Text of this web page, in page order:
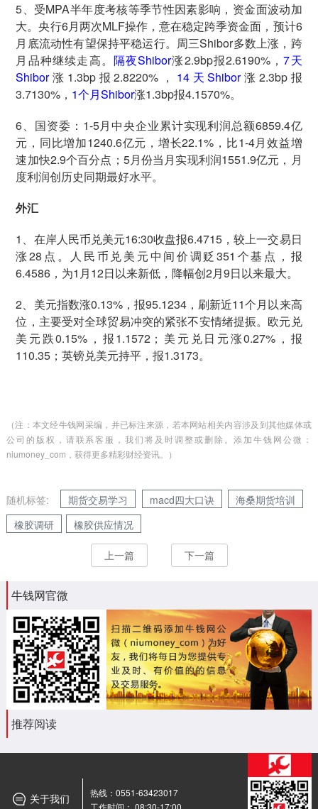
5、受MPA半年度考核等季节性因素影响，资金面波动加
大。央行6月两次MLF操作，意在稳定跨季资金面，预计6
月底流动性有望保持平稳运行。周三Shibor多数上涨，跨
月品种继续走高。 隔夜Shibor涨2.9bp报2.6190%，7天
Shibor涨1.3bp报2.8220%， 14天Shibor涨2.3bp报
3.7130%， 1个月Shibor涨1.3bp报4.1570%。
6、国资委：1-5月中央企业累计实现利润总额6859.4亿
元，同比增加1240.6亿元，增长22.1%，比1-4月效益增
速加快2.9个百分点；5月份当月实现利润1551.9亿元，月
度利润创历史同期最好水平。
外汇
1、在岸人民币兑美元16:30收盘报6.4715，较上一交易日
涨28点。人民币兑美元中间价调贬351个基点，报
6.4586，为1月12日以来新低，降幅创2月9日以来最大。
2、美元指数涨0.13%，报95.1234，刷新近11个月以来高
位，主要受对全球贸易冲突的紧张不安情绪提振。欧元兑
美元跌0.15%，报1.1572；美元兑日元涨0.27%，报
110.35；英镑兑美元持平，报1.3173。
（注：本文经牛钱网采编，并已标注来源，若本网站相关内容涉及到其他媒体或
公司的版权，请联系客服，我们将及时调整或删除。添加牛钱网公微：
niumoney_com，获得更多精彩财经资讯。）
随机标签: 期货交易学习 macd四大口诀
海桑期货培训
橡胶调研
橡胶供应情况
上一篇 下一篇
牛钱网官微
推荐阅读
关于我们
热线：0551-63423017